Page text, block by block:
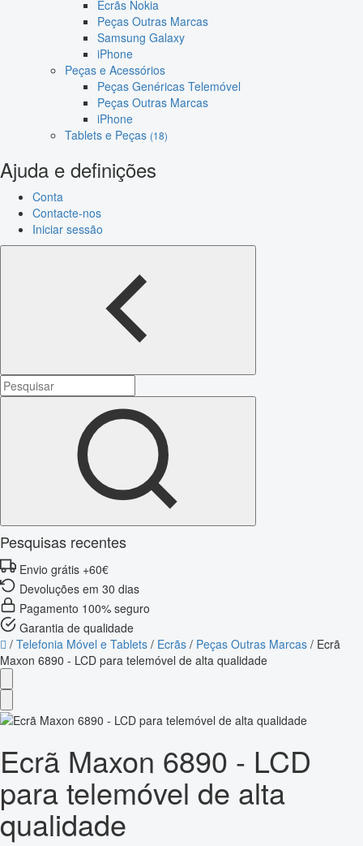
Ecrãs Nokia
Peças Outras Marcas
Samsung Galaxy
iPhone
Peças e Acessórios
Peças Genéricas Telemóvel
Peças Outras Marcas
iPhone
Tablets e Peças (18)
Ajuda e definições
Conta
Contacte-nos
Iniciar sessão
Pesquisas recentes
Envio grátis +60€
Devoluções em 30 dias
Pagamento 100% seguro
Garantia de qualidade
/ Telefonia Móvel e Tablets / Ecrãs / Peças Outras Marcas / Ecrã
Maxon 6890 - LCD para telemóvel de alta qualidade
Ecrã Maxon 6890 - LCD
para telemóvel de alta
qualidade